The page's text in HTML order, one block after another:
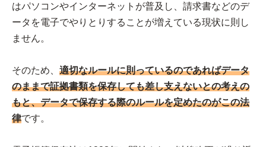
はパソコンやインターネットが普及し、請求書などのデ
ータを電子でやりとりすることが増えている現状に則し
ません。
そのため、 適切なルールに則っているのであればデータ
のままで証拠書類を保存しても差し支えないとの考えの
もと、データで保存する際のルールを定めたのがこの法
律です。